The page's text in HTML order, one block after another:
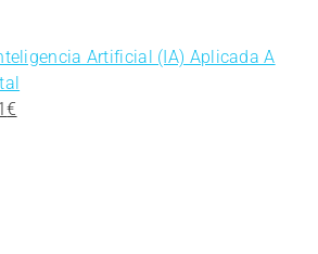
Artificial (IA) Aplicada A
€